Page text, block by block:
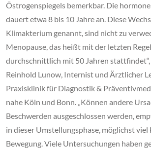
Östrogenspiegels bemerkbar. Die
dauert etwa 8 bis 10 Jahre an. Diese
Klimakterium genannt, sind nicht zu
Menopause, das heißt mit der letzten
durchschnittlich mit 50 Jahren
Reinhold Lunow, Internist und Ärztlicher
Praxisklinik für Diagnostik &
nahe Köln und Bonn. „Können andere
Beschwerden ausgeschlossen werden,
in dieser Umstellungsphase, möglichst
Bewegung. Viele Untersuchungen haben